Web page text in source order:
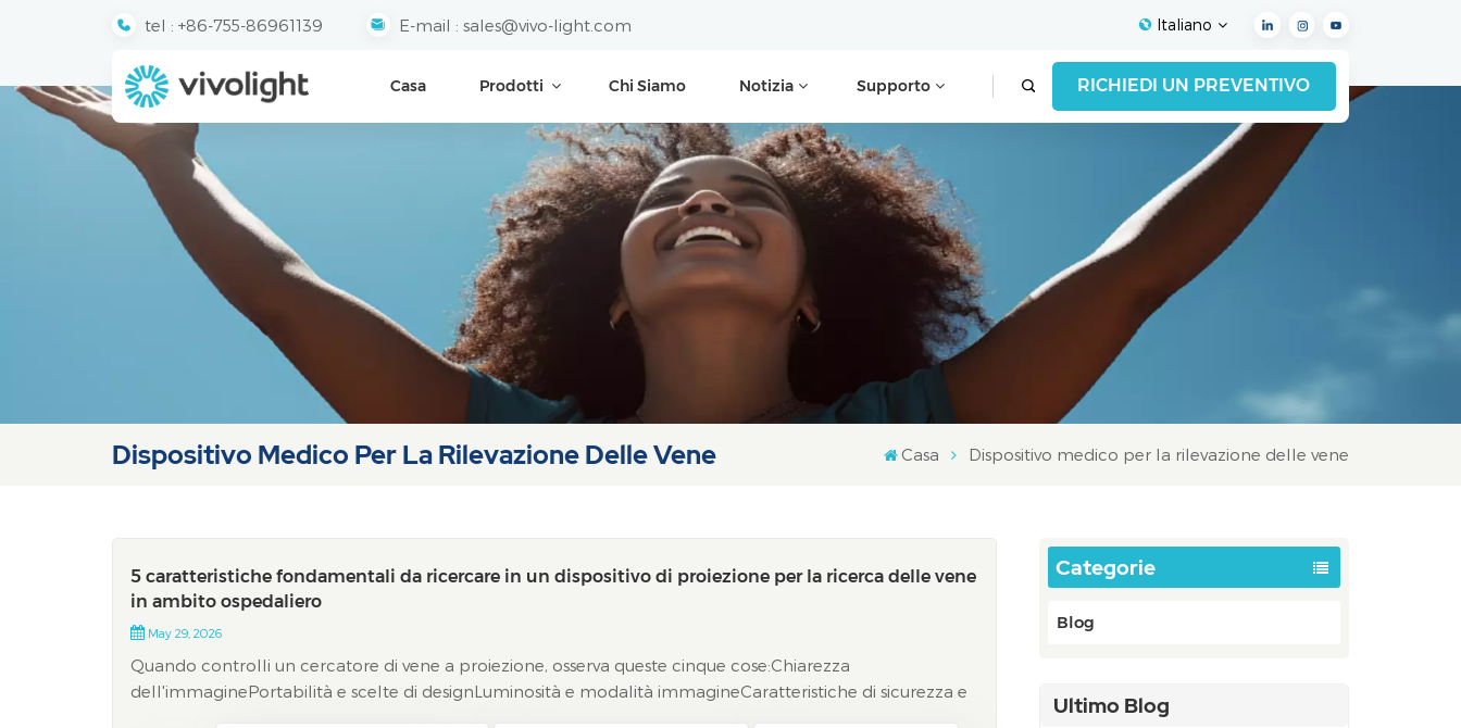
tel : +86-755-86961139 E-mail : sales@vivo-light.com Italiano
English
Español
Italiano
العربية
Casa Prodotti Chi Siamo Notizia Supporto RICHIEDI UN PREVENTIVO
Dispositivo Medico Per La Rilevazione Delle Vene Casa Dispositivo medico per la rilevazione delle vene
Categorie
Blog
Ultimo Blog
5 caratteristiche fondamentali da ricercare in un dispositivo di proiezione per la ricerca delle vene
in ambito ospedaliero
May 29, 2026
Quando controlli un cercatore di vene a proiezione, osserva queste cinque cose:Chiarezza
dell'immaginePortabilità e scelte di designLuminosità e modalità immagineCaratteristiche di sicurezza e